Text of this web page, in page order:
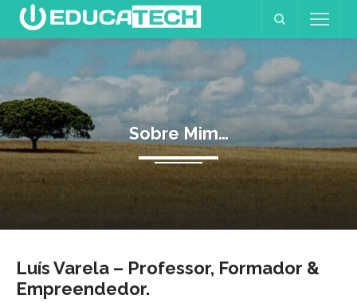
Sobre Mim…
Luís Varela – Professor, Formador &
Empreendedor.